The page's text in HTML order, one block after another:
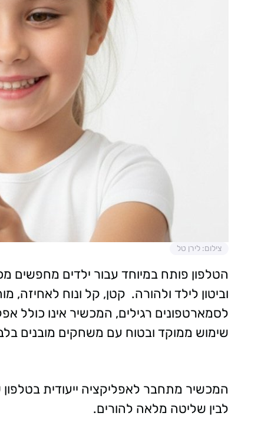
צילום: לירן טל
הטלפון פותח במיוחד עבור ילדים
וביטון לילד ולהורה. קטן, קל ונוח לאחיזה,
לסמארטפונים רגילים, המכשיר אינו כולל
שימוש ממוקד ובטוח עם משחקים מובנים
המכשיר מתחבר לאפליקציה ייעודית
לבין שליטה מלאה להורים.